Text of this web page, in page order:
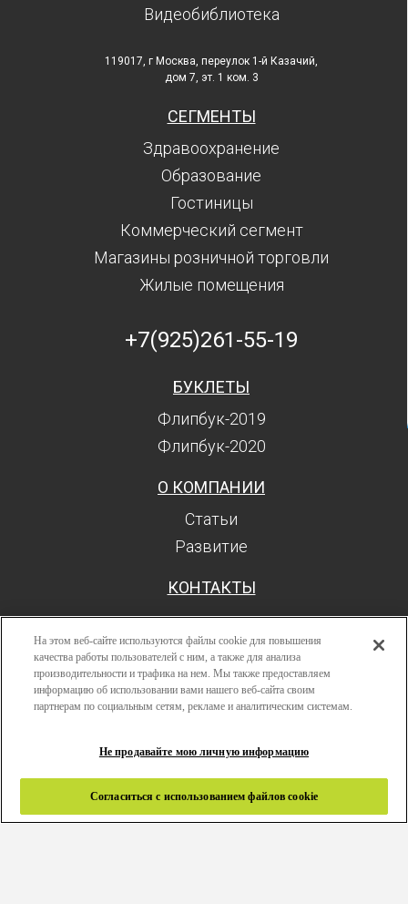
Видеобиблиотека
119017, г Москва, переулок 1-й Казачий,
дом 7, эт. 1 ком. 3
СЕГМЕНТЫ
Здравоохранение
Образование
Гостиницы
Коммерческий сегмент
Магазины розничной торговли
Жилые помещения
+7(925)261-55-19
БУКЛЕТЫ
Флипбук-2019
Флипбук-2020
О КОМПАНИИ
Статьи
Развитие
КОНТАКТЫ
Поиск
Авторизоваться
Развитие
Правила и условия
На этом веб-сайте используются файлы cookie для повышения
качества работы пользователей с ним, а также для анализа
производительности и трафика на нем. Мы также предоставляем
информацию об использовании вами нашего веб-сайта своим
партнерам по социальным сетям, рекламе и аналитическим системам.
Не продавайте мою личную информацию
Согласиться с использованием файлов cookie